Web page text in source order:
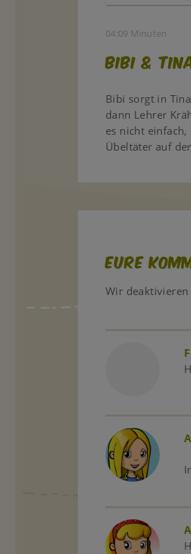
04:09 Minuten
Bibi &
Bibi sorgt in
dann Lehrer
es nicht
Übeltäter auf
Eure
Wir